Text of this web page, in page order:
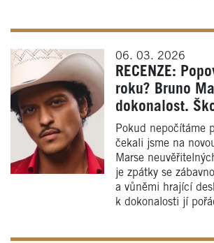
06. 03. 2026
RECENZE:
roku? Bruno
dokonalost.
Pokud nepočítáme
čekali jsme na
Marse
je zpátky se
a vůněmi hrající
k dokonalosti jí